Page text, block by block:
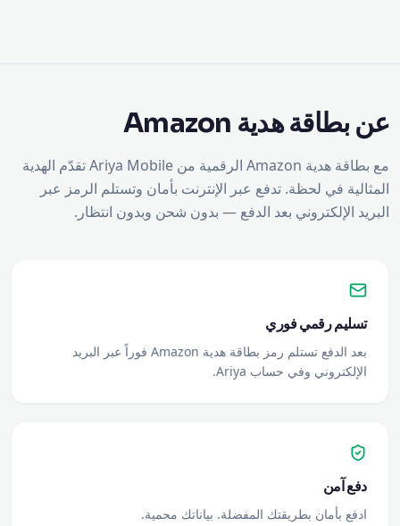
عن بطاقة هدية Amazon
مع بطاقة هدية Amazon الرقمية من Ariya Mobile تقدّم الهدية
المثالية في لحظة. تدفع عبر الإنترنت بأمان وتستلم الرمز عبر
البريد الإلكتروني بعد الدفع — بدون شحن وبدون انتظار.
تسليم رقمي فوري
بعد الدفع تستلم رمز بطاقة هدية Amazon فوراً عبر البريد
الإلكتروني وفي حساب Ariya.
دفع آمن
ادفع بأمان بطريقتك المفضلة. بياناتك محمية.